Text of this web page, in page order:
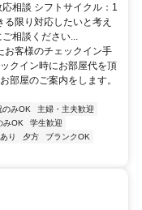
相談 シフトサイクル：1
限り対応したいと考え
相談ください...
お客様のチェックイン手
クイン時にお部屋代を頂
部屋のご案内をします。
のみOK
主婦・主夫歓迎
みOK
学生歓迎
り 夕方
ブランクOK